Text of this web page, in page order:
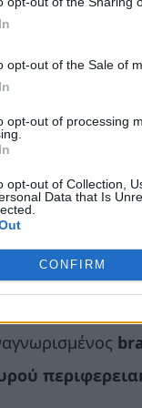
opt-out of the Sale of
opt-out of processing
opt-out of Collection,
Data that Is
CONFIRM
σας στο
της
Κέντρου
κ. Χρήστος Ι.
βιώσιμης